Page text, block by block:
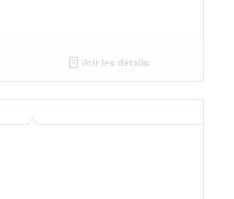
Voir les détails